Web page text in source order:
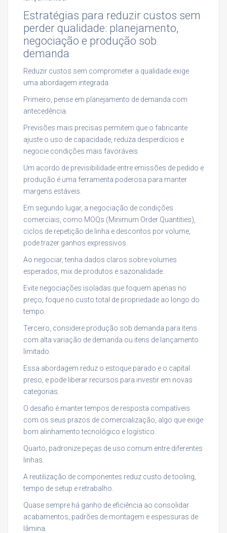
Estratégias para reduzir custos sem
perder qualidade: planejamento,
negociação e produção sob
demanda
Reduzir custos sem comprometer a qualidade exige
uma abordagem integrada.
Primeiro, pense em planejamento de demanda com
antecedência.
Previsões mais precisas permitem que o fabricante
ajuste o uso de capacidade, reduza desperdícios e
negocie condições mais favoráveis.
Um acordo de previsibilidade entre emissões de pedido e
produção é uma ferramenta poderosa para manter
margens estáveis.
Em segundo lugar, a negociação de condições
comerciais, como MOQs (Minimum Order Quantities),
ciclos de repetição de linha e descontos por volume,
pode trazer ganhos expressivos.
Ao negociar, tenha dados claros sobre volumes
esperados, mix de produtos e sazonalidade.
Evite negociações isoladas que foquem apenas no
preço; foque no custo total de propriedade ao longo do
tempo.
Terceiro, considere produção sob demanda para itens
com alta variação de demanda ou itens de lançamento
limitado.
Essa abordagem reduz o estoque parado e o capital
preso, e pode liberar recursos para investir em novas
categorias.
O desafio é manter tempos de resposta compatíveis
com os seus prazos de comercialização, algo que exige
bom alinhamento tecnológico e logístico.
Quarto, padronize peças de uso comum entre diferentes
linhas.
A reutilização de componentes reduz custo de tooling,
tempo de setup e retrabalho.
Quase sempre há ganho de eficiência ao consolidar
acabamentos, padrões de montagem e espessuras de
lâmina.